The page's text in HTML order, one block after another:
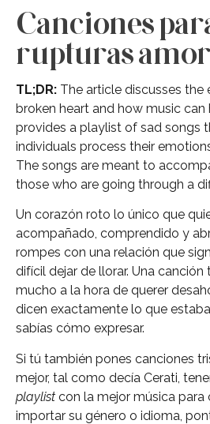
Canciones
rupturas
TL;DR: The article discusses
broken heart and how music can
provides a playlist of sad songs
individuals process their
The songs are meant to
those who are going through a
Un corazón roto lo único que
acompañado, comprendido y
rompes con una relación que
difícil dejar de llorar. Una
mucho a la hora de querer
dicen exactamente lo que
sabías cómo expresar.
Si tú también pones canciones
mejor, tal como decía Cerati,
playlist con la mejor música para
importar su género o idioma,